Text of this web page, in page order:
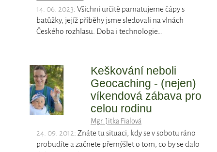
14. 06. 2023: Všichni určitě pamatujeme čápy s
batůžky, jejíž příběhy jsme sledovali na vlnách
Českého rozhlasu. Doba i technologie…
Keškování neboli
Geocaching - (nejen)
víkendová zábava pro
celou rodinu
Mgr. Jitka Fialová
24. 09. 2012: Znáte tu situaci, kdy se v sobotu ráno
probudíte a začnete přemýšlet o tom, co by se dalo